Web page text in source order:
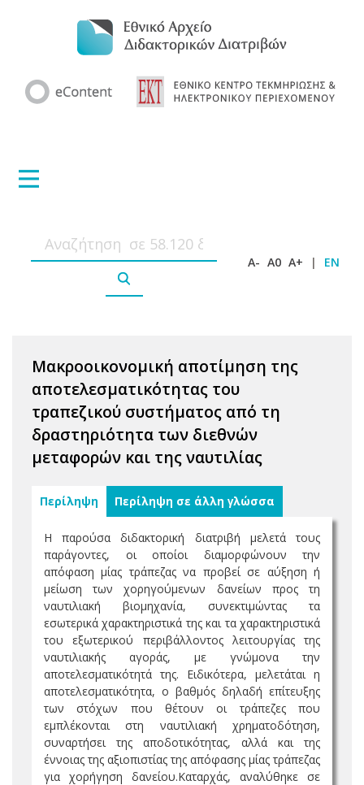
A- A0 A+ | EN
Μακροοικονομική αποτίμηση της
αποτελεσματικότητας του
τραπεζικού συστήματος από τη
δραστηριότητα των διεθνών
μεταφορών και της ναυτιλίας
Περίληψη Περίληψη σε άλλη γλώσσα
Η παρούσα διδακτορική διατριβή μελετά τους
παράγοντες, οι οποίοι διαμορφώνουν την
απόφαση μίας τράπεζας να προβεί σε αύξηση ή
μείωση των χορηγούμενων δανείων προς τη
ναυτιλιακή βιομηχανία, συνεκτιμώντας τα
εσωτερικά χαρακτηριστικά της και τα χαρακτηριστικά
του εξωτερικού περιβάλλοντος λειτουργίας της
ναυτιλιακής αγοράς, με γνώμονα την
αποτελεσματικότητά της. Ειδικότερα, μελετάται η
αποτελεσματικότητα, ο βαθμός δηλαδή επίτευξης
των στόχων που θέτουν οι τράπεζες που
εμπλέκονται στη ναυτιλιακή χρηματοδότηση,
συναρτήσει της αποδοτικότητας, αλλά και της
έννοιας της αξιοπιστίας της απόφασης μίας τράπεζας
για χορήγηση δανείου.Καταρχάς, αναλύθηκε σε